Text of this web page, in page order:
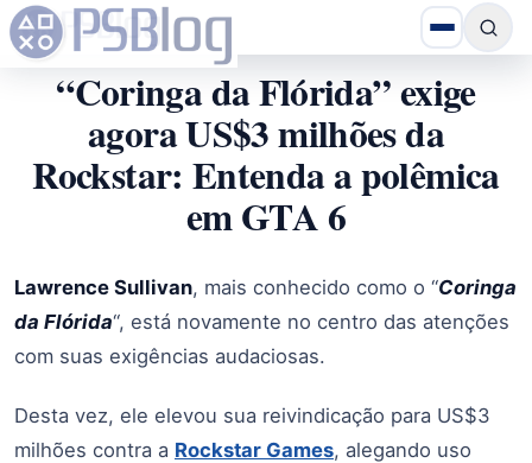
“Coringa da Flórida” exige
agora US$3 milhões da
Rockstar: Entenda a polêmica
em GTA 6
Lawrence Sullivan, mais conhecido como o “Coringa
da Flórida“, está novamente no centro das atenções
com suas exigências audaciosas.
Desta vez, ele elevou sua reivindicação para US$3
milhões contra a Rockstar Games, alegando uso